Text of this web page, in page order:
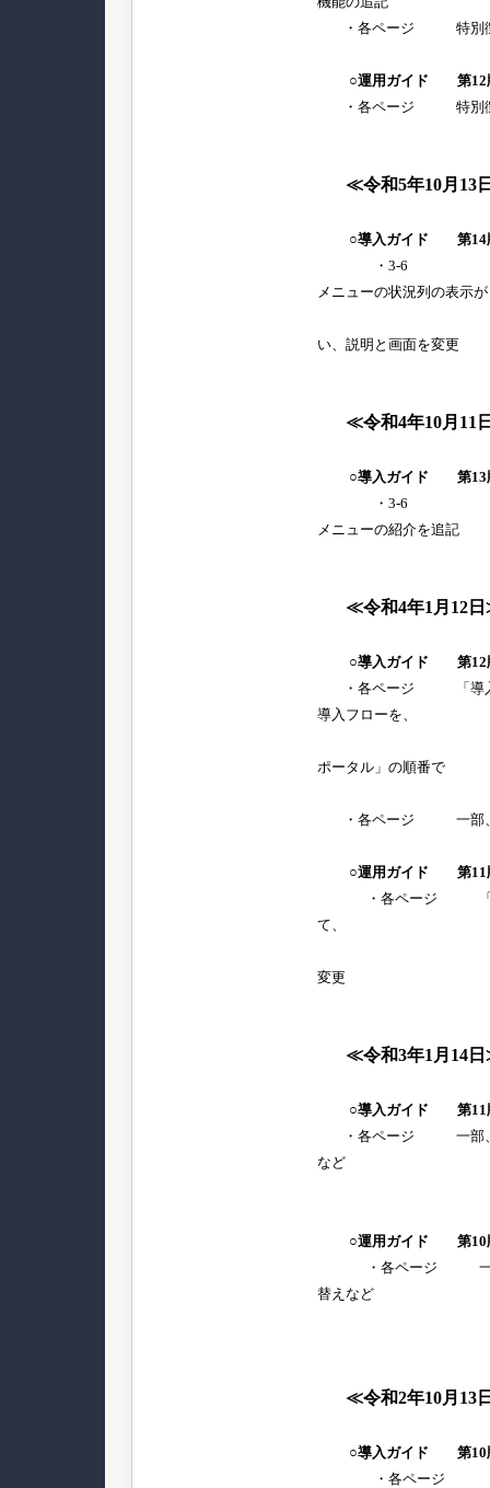
・各ページ 特別徴
○運用ガイド 第12
・各ページ 特別徴
≪令和5年10月13
○導入ガイド 第14
・3-6 [明細書
メニューの状況列の表示が
い、説明と画面を変更
≪令和4年10月11
○導入ガイド 第13
・3-6 [明細書
メニューの紹介を追記
≪令和4年1月12
○導入ガイド 第12
・各ページ 「導入
導入フローを、
ポータル」の順番で
・各ページ 一部、
○運用ガイド 第11
・各ページ 「導入
て、
変更
≪令和3年1月14
○導入ガイド 第11
・各ページ 一部、
など
○運用ガイド 第10
・各ページ 一部、
替えなど
≪令和2年10月13
○導入ガイド 第10
・各ページ ・[管